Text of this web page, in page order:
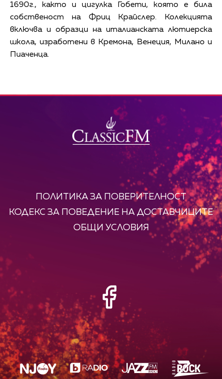
1690г., както и цигулка Гобети, която е била
собственост на Фриц Крайслер. Колекцията
включва и образци на италианската лютиерска
школа, изработени в Кремона, Венеция, Милано и
Пиаченца.
ПОЛИТИКА ЗА ПОВЕРИТЕЛНОСТ
КОДЕКС ЗА ПОВЕДЕНИЕ НА ДОСТАВЧИЦИТЕ
ОБЩИ УСЛОВИЯ